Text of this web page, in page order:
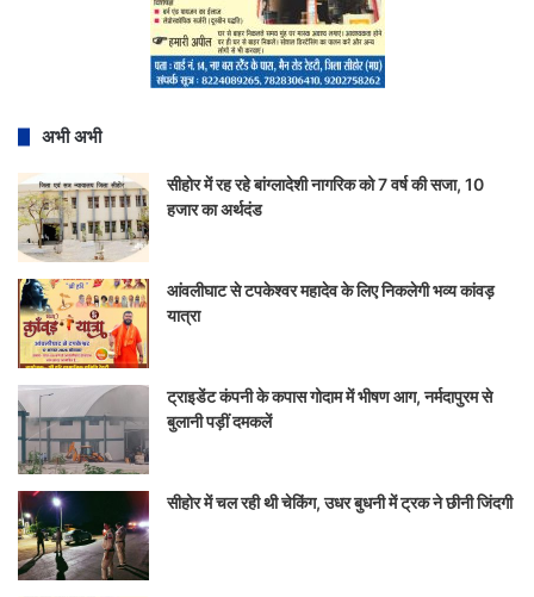
अभी अभी
सीहोर में रह रहे बांग्लादेशी नागरिक को 7 वर्ष की सजा, 10
हजार का अर्थदंड
आंवलीघाट से टपकेश्वर महादेव के लिए निकलेगी भव्य कांवड़
यात्रा
ट्राइडेंट कंपनी के कपास गोदाम में भीषण आग, नर्मदापुरम से
बुलानी पड़ीं दमकलें
सीहोर में चल रही थी चेकिंग, उधर बुधनी में ट्रक ने छीनी जिंदगी